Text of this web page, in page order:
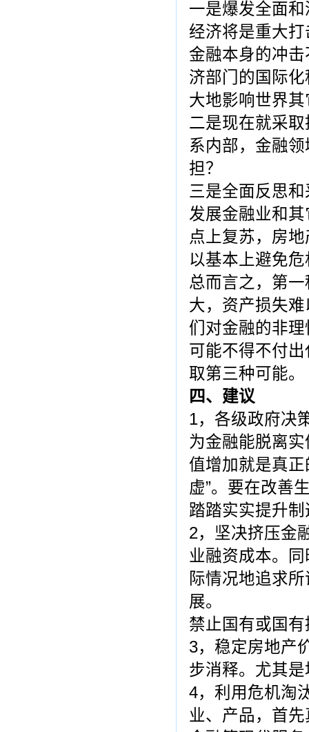
一是爆发全面
经济将是重大
金融本身的冲
济部门的国际
大地影响世界
二是现在就采
系内部，金融
担？
三是全面反思
发展金融业和
点上复苏，房
以基本上避免危
总而言之，第
大，资产损失
们对金融的非
可能不得不付
取第三种可能。
四、建议
1，各级政府决
为金融能脱离
值增加就是真
虚”。要在改善
踏踏实实提升
2，坚决挤压金
业融资成本。
际情况地追求
展。
禁止国有或国
3，稳定房地产
步消释。尤其
4，利用危机淘
业、产品，首